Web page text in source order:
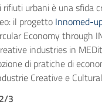
rifiuti urbani è una sfida
il progetto Innomed-
Economy through
industries in
di pratiche di
Creative e
2/3